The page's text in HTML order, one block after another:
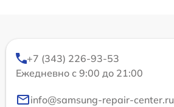
+7 (343) 226-93-53
Ежедневно с 9:00 до 21:00
info@samsung-repair-center.ru